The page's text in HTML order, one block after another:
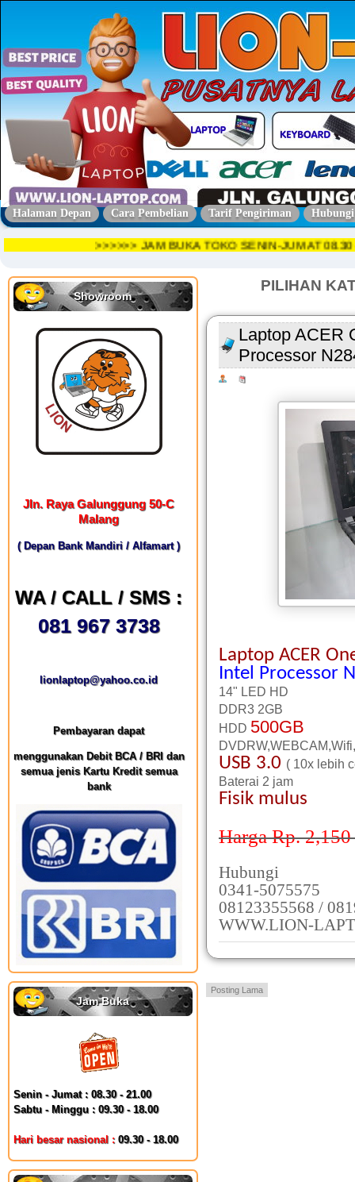
Halaman Depan Cara Pembelian Tarif Pengiriman
>>>>>> JAM BUKA TOKO SENIN-JUMAT
Showroom
Jln. Raya Galunggung 50-C
Malang
( Depan Bank Mandiri / Alfamart )
WA / CALL / SMS :
081 967 3738
lionlaptop@yahoo.co.id
Pembayaran dapat
menggunakan Debit BCA / BRI dan
semua jenis Kartu Kredit semua
bank
Jam Buka
Senin - Jumat : 08.30 - 21.00
Sabtu - Minggu : 09.30 - 18.00
Hari besar nasional : 09.30 - 18.00
PILIHAN
Laptop ACER
Processor
Laptop ACER
Intel Processor
14" LED HD
DDR3 2GB
HDD 500GB
USB 3.0 ( 10x lebih
Baterai 2 jam
Fisik mulus
Harga Rp. 2,150
Hubungi
0341-5075575
08123355568 /
WWW.LION-
Posting Lama